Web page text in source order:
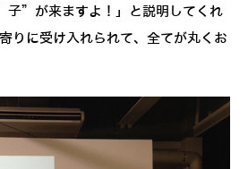
”が来ますよ！」と説明してくれ
りに受け入れられて、全てが丸くお